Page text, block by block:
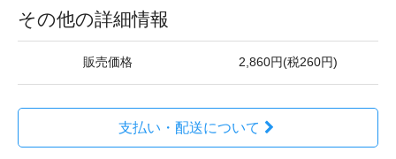
その他の詳細情報
販売価格 2,860円(税260円)
支払い・配送について